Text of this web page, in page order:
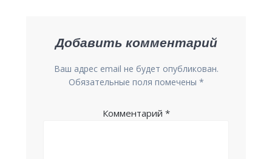
Добавить комментарий
Ваш адрес email не будет опубликован.
Обязательные поля помечены *
Комментарий *